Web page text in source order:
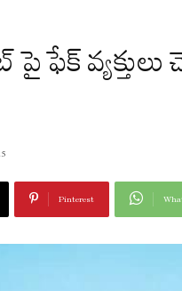
పై ఫేక్
Pinterest